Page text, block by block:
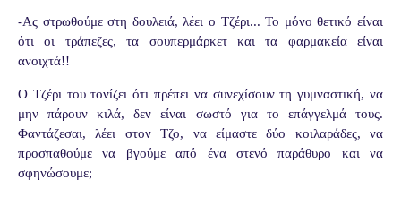
-Ας στρωθούμε στη δουλειά, λέει ο Τζέρι... Το μόνο θετικό είναι
ότι οι τράπεζες, τα σουπερμάρκετ και τα φαρμακεία είναι
ανοιχτά!!
Ο Τζέρι του τονίζει ότι πρέπει να συνεχίσουν τη γυμναστική, να
μην πάρουν κιλά, δεν είναι σωστό για το επάγγελμά τους.
Φαντάζεσαι, λέει στον Τζο, να είμαστε δύο κοιλαράδες, να
προσπαθούμε να βγούμε από ένα στενό παράθυρο και να
σφηνώσουμε;